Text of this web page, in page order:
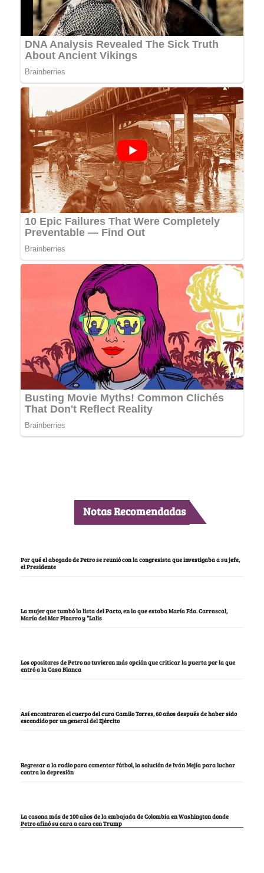
Notas Recomendadas
Por qué el abogado de Petro se reunió con la congresista que investigaba a su jefe,
el Presidente
La mujer que tumbó la lista del Pacto, en la que estaba María Fda. Carrascal,
María del Mar Pizarro y “Lalis
Los opositores de Petro no tuvieron más opción que criticar la puerta por la que
entró a la Casa Blanca
Así encontraron el cuerpo del cura Camilo Torres, 60 años después de haber sido
escondido por un general del Ejército
Regresar a la radio para comentar fútbol, la solución de Iván Mejía para luchar
contra la depresión
La casona más de 100 años de la embajada de Colombia en Washington donde
Petro afinó su cara a cara con Trump